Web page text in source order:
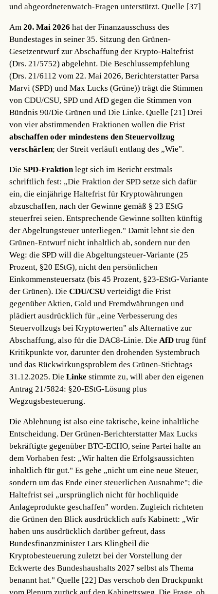
und abgeordnetenwatch-Fragen unterstützt.Quelle [37]
Am20. Mai 2026 hat der Finanzausschuss des
Bundestages in seiner 35. Sitzung den Grünen-
Gesetzentwurf zur Abschaffung der Krypto-Haltefrist
(Drs. 21/5752) abgelehnt. Die Beschlussempfehlung
(Drs. 21/6112 vom 22. Mai 2026, Berichterstatter Parsa
Marvi (SPD) und Max Lucks (Grüne)) trägt die Stimmen
von CDU/CSU, SPD und AfD gegen die Stimmen von
Bündnis 90/Die Grünen und Die Linke.Quelle [21] Drei
von vier abstimmenden Fraktionen wollen die Frist
abschaffen oder mindestens den Steuervollzug
verschärfen; der Streit verläuft entlang des „Wie".
DieSPD-Fraktion legt sich im Bericht erstmals
schriftlich fest: „Die Fraktion der SPD setze sich dafür
ein, die einjährige Haltefrist für Kryptowährungen
abzuschaffen, nach der Gewinne gemäß § 23 EStG
steuerfrei seien. Entsprechende Gewinne sollten künftig
der Abgeltungsteuer unterliegen." Damit lehnt sie den
Grünen-Entwurf nicht inhaltlich ab, sondern nur den
Weg: die SPD will die Abgeltungsteuer-Variante (25
Prozent, §20 EStG), nicht den persönlichen
Einkommensteuersatz (bis 45 Prozent, §23-EStG-Variante
der Grünen). DieCDU/CSU verteidigt die Frist
gegenüber Aktien, Gold und Fremdwährungen und
plädiert ausdrücklich für „eine Verbesserung des
Steuervollzugs bei Kryptowerten" als Alternative zur
Abschaffung, also für die DAC8-Linie. Die AfD trug fünf
Kritikpunkte vor, darunter den drohenden Systembruch
und das Rückwirkungsproblem des Grünen-Stichtags
31.12.2025. DieLinke stimmte zu, will aber den eigenen
Antrag 21/5824: §20-EStG-Lösung plus
Wegzugsbesteuerung.
Die Ablehnung ist also eine taktische, keine inhaltliche
Entscheidung. Der Grünen-Berichterstatter Max Lucks
bekräftigte gegenüber BTC-ECHO, seine Partei halte an
dem Vorhaben fest: „Wir halten die Erfolgsaussichten
inhaltlich für gut." Es gehe „nicht um eine neue Steuer,
sondern um das Ende einer steuerlichen Ausnahme"; die
Haltefrist sei „ursprünglich nicht für hochliquide
Anlageprodukte geschaffen" worden. Zugleich richteten
die Grünen den Blick ausdrücklich aufs Kabinett: „Wir
haben uns ausdrücklich darüber gefreut, dass
Bundesfinanzminister Lars Klingbeil die
Kryptobesteuerung zuletzt bei der Vorstellung der
Eckwerte des Bundeshaushalts 2027 selbst als Thema
benannt hat."Quelle [22] Das verschob den Druckpunkt
vom Plenum zurück auf den Kabinettsweg. Die Frage, ob